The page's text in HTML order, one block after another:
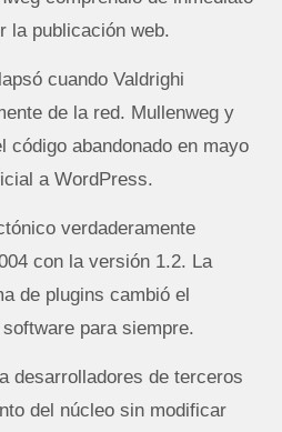
la publicación web.
cuando Valdrighi
de la red. Mullenweg y
código abandonado en mayo
a WordPress.
verdaderamente
con la versión 1.2. La
de plugins cambió el
para siempre.
desarrolladores de terceros
del núcleo sin modificar